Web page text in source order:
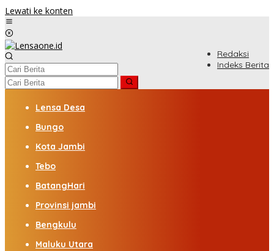
Lewati ke konten
Redaksi
Indeks Berita
Lensa Desa
Bungo
Kota Jambi
Tebo
BatangHari
Provinsi jambi
Bengkulu
Maluku Utara